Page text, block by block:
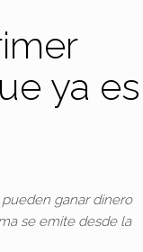
ya es
ganar dinero
se emite desde la